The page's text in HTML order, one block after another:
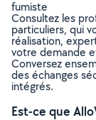
fumiste
Consultez les
particuliers, qui
réalisation,
votre demande
Conversez
des échanges
intégrés.
Est-ce que